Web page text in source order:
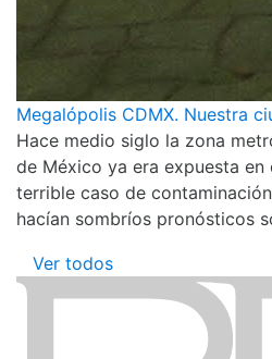
Megalópolis CDMX. Nuestra
Hace medio siglo la zona
de México ya era expuesta
terrible caso de
hacían sombríos pronósticos
Ver todos